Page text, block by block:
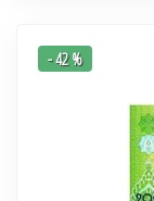
- 42 %